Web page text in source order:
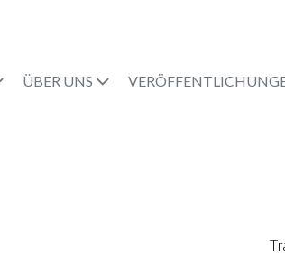
ÜBER UNS